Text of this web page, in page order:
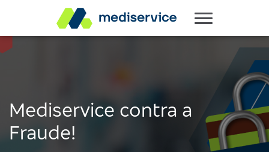
Mediservice contra a
Fraude!